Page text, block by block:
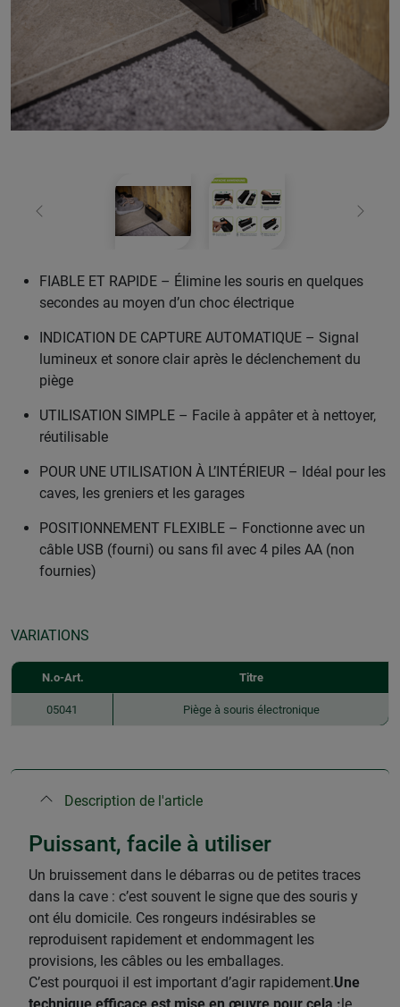
retour
FIABLE ET RAPIDE – Élimine les souris en quelques
secondes au moyen d’un choc électrique
INDICATION DE CAPTURE AUTOMATIQUE – Signal
lumineux et sonore clair après le déclenchement du
piège
UTILISATION SIMPLE – Facile à appâter et à nettoyer,
réutilisable
POUR UNE UTILISATION À L’INTÉRIEUR – Idéal pour les
caves, les greniers et les garages
POSITIONNEMENT FLEXIBLE – Fonctionne avec un
câble USB (fourni) ou sans fil avec 4 piles AA (non
fournies)
VARIATIONS
N.o-Art. Titre
05041 Piège à souris électronique
Description de l'article
Puissant, facile à utiliser
Un bruissement dans le débarras ou de petites traces
dans la cave : c’est souvent le signe que des souris y
ont élu domicile. Ces rongeurs indésirables se
reproduisent rapidement et endommagent les
provisions, les câbles ou les emballages.
C’est pourquoi il est important d’agir rapidement.Une